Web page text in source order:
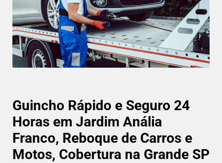
Guincho Rápido e Seguro 24
Horas em Jardim Anália
Franco, Reboque de Carros e
Motos, Cobertura na Grande SP